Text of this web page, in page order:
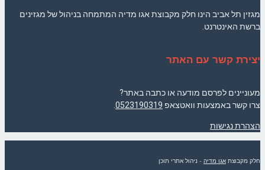
מגזין תל אביב הינו חלק מקבוצת אגו מדיה המתמחה בניהול של מגזינים
ברשת האינטרנט.
יצירת קשר עם האתר
מעוניינים לפרסם מודעה או כתבה באתר?
צרו קשר באמצעות וואטצאפ 0523190319
הצהרת נגישות
חלק מקבוצת אגו מדיה - ניהול אתרי תוכן